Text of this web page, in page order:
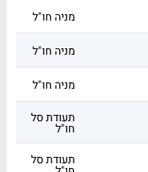
מניה חו"ל
מניה חו"ל
מניה חו"ל
תעודת סל
חו"ל
תעודת סל